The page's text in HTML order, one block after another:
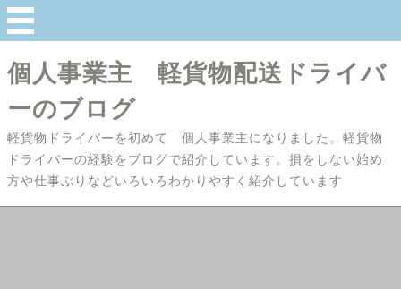
個人事業主 軽貨物配送ドライバ
ーのブログ
軽貨物ドライバーを初めて 個人事業主になりました。軽貨物
ドライバーの経験をブログで紹介しています。損をしない始め
方や仕事ぶりなどいろいろわかりやすく紹介しています